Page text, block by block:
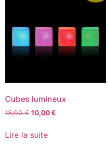
Cubes lumineux
18,00€ 10,00€
Lire la suite